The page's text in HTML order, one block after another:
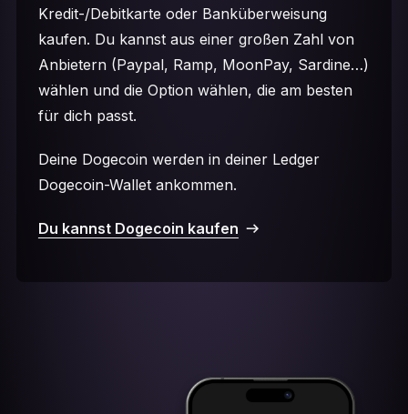
Kredit-/Debitkarte oder Banküberweisung
kaufen. Du kannst aus einer großen Zahl von
Anbietern (Paypal, Ramp, MoonPay, Sardine…)
wählen und die Option wählen, die am besten
für dich passt.
Deine Dogecoin werden in deiner Ledger
Dogecoin-Wallet ankommen.
Du kannst Dogecoin kaufen